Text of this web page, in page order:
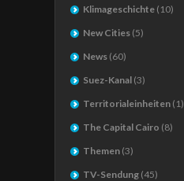
Klimageschichte (10)
New Cities (5)
News (60)
Suez-Kanal (3)
Territorialeinheiten (1)
The Capital Cairo (8)
Themen (3)
TV-Sendung (45)